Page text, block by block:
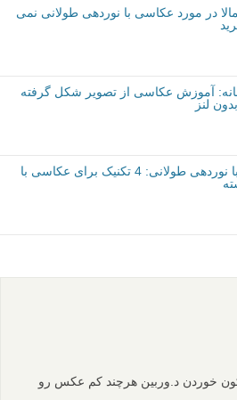
در مورد عکاسی با نوردهی طولانی نمی
آموزش عکاسی از تصویر شکل گرفته
لنز
آموزش عکاسی با نوردهی طولانی: 4 تکنیک برای عکاسی با
خوردن د.وربین هرچند کم عکس رو